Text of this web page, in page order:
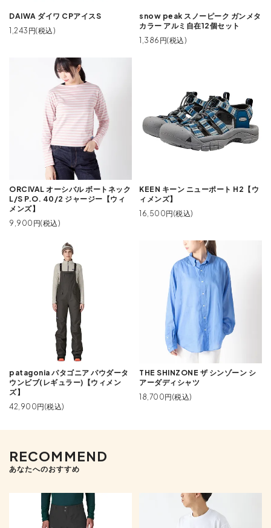
DAIWA ダイワ CPアイスS
1,243円(税込)
snow peak スノーピーク ガンメタ
カラー アルミ自在12個セット
1,386円(税込)
ORCIVAL オーシバル ボートネック
L/S P.O. 40/2 ジャージー【ウィ
メンズ】
9,900円(税込)
KEEN キーン ニューポート H2【ウ
ィメンズ】
16,500円(税込)
patagonia パタゴニア パウダータ
ウンビブ(レギュラー)【ウィメン
ズ】
42,900円(税込)
THE SHINZONE ザ シンゾーン シ
アーダディシャツ
18,700円(税込)
RECOMMEND
あなたへのおすすめ